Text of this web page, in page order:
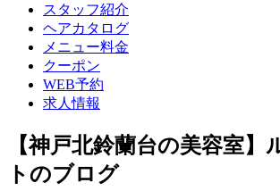
スタッフ紹介
ヘアカタログ
メニュー料金
クーポン
WEB予約
求人情報
【神戸北鈴蘭台の美容室】
トのブログ